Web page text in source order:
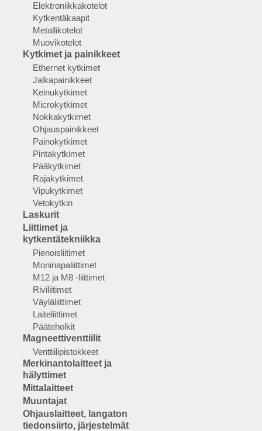
Elektroniikkakotelot
Kytkentäkaapit
Metallikotelot
Muovikotelot
Kytkimet ja painikkeet
Ethernet kytkimet
Jalkapainikkeet
Keinukytkimet
Microkytkimet
Nokkakytkimet
Ohjauspainikkeet
Painokytkimet
Pintakytkimet
Pääkytkimet
Rajakytkimet
Vipukytkimet
Vetokytkin
Laskurit
Liittimet ja
kytkentätekniikka
Pienoisliitimet
Moninapaliittimet
M12 ja M8 -liittimet
Riviliitimet
Väyläliittimet
Laiteliittimet
Pääteholkit
Magneettiventtiilit
Venttiilipistokkeet
Merkinantolaitteet ja
hälyttimet
Mittalaitteet
Muuntajat
Ohjauslaitteet, langaton
tiedonsiirto, järjestelmät